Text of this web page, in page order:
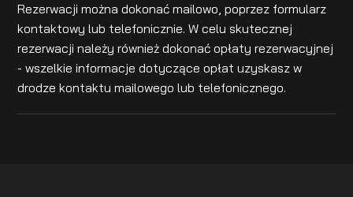
Rezerwacji można dokonać mailowo, poprzez formularz
kontaktowy lub telefonicznie. W celu skutecznej
rezerwacji należy również dokonać opłaty rezerwacyjnej
- wszelkie informacje dotyczące opłat uzyskasz w
drodze kontaktu mailowego lub telefonicznego.